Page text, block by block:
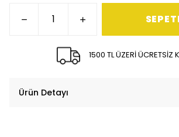
1500 TL ÜZERİ ÜCRETSİZ
Ürün Detayı